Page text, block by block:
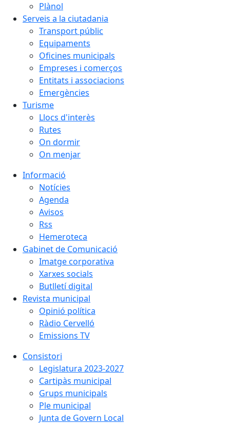
Plànol
Serveis a la ciutadania
Transport públic
Equipaments
Oficines municipals
Empreses i comerços
Entitats i associacions
Emergències
Turisme
Llocs d'interès
Rutes
On dormir
On menjar
Informació
Notícies
Agenda
Avisos
Rss
Hemeroteca
Gabinet de Comunicació
Imatge corporativa
Xarxes socials
Butlletí digital
Revista municipal
Opinió política
Ràdio Cervelló
Emissions TV
Consistori
Legislatura 2023-2027
Cartipàs municipal
Grups municipals
Ple municipal
Junta de Govern Local